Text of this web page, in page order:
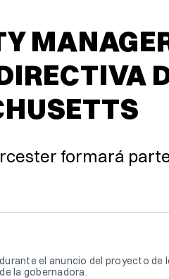
formará
el anuncio del proyecto de
la gobernadora.